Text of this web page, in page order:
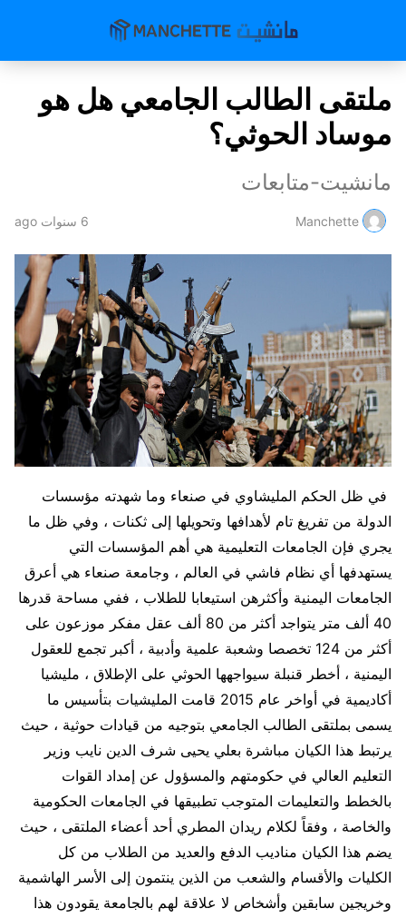
ملتقى الطالب الجامعي هل هو
موساد الحوثي؟
مانشيت-متابعات
Manchette 6 سنوات ago
في ظل الحكم المليشاوي في صنعاء وما شهدته مؤسسات
الدولة من تفريغ تام لأهدافها وتحويلها إلى ثكنات ، وفي ظل ما
يجري فإن الجامعات التعليمية هي أهم المؤسسات التي
يستهدفها أي نظام فاشي في العالم ، وجامعة صنعاء هي أعرق
الجامعات اليمنية وأكثرهن استيعابا للطلاب ، ففي مساحة قدرها
40 ألف متر يتواجد أكثر من 80 ألف عقل مفكر موزعون على
أكثر من 124 تخصصا وشعبة علمية وأدبية ، أكبر تجمع للعقول
اليمنية ، أخطر قنبلة سيواجهها الحوثي على الإطلاق ، مليشيا
أكاديمية في أواخر عام 2015 قامت المليشيات بتأسيس ما
يسمى بملتقى الطالب الجامعي بتوجيه من قيادات حوثية ، حيث
يرتبط هذا الكيان مباشرة بعلي يحيى شرف الدين نايب وزير
التعليم العالي في حكومتهم والمسؤول عن إمداد القوات
بالخطط والتعليمات المتوجب تطبيقها في الجامعات الحكومية
والخاصة ، وفقاً لكلام ريدان المطري أحد أعضاء الملتقى ، حيث
يضم هذا الكيان مناديب الدفع والعديد من الطلاب من كل
الكليات والأقسام والشعب من الذين ينتمون إلى الأسر الهاشمية
وخريجين سابقين وأشخاص لا علاقة لهم بالجامعة يقودون هذا